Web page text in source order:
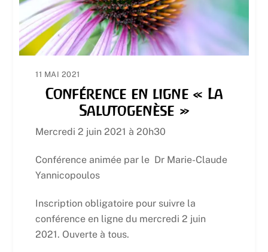
11 MAI 2021
Conférence en ligne « La
Salutogenèse »
Mercredi 2 juin 2021 à 20h30
Conférence animée par le Dr Marie-Claude
Yannicopoulos
Inscription obligatoire pour suivre la
conférence en ligne du mercredi 2 juin
2021. Ouverte à tous.